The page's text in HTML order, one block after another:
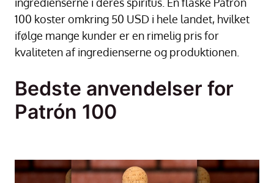
100 koster omkring 50 USD i hele landet, hvilket
ifølge mange kunder er en rimelig pris for
kvaliteten af ingredienserne og produktionen.
Bedste anvendelser for
Patrón 100